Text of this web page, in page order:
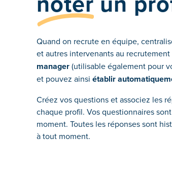
Quand on recrute en équipe,
et autres intervenants au
manager(utilisable également pour
et pouvez ainsi établir
Créez vos questions et associez les
chaque profil. Vos questionnaires
moment. Toutes les réponses sont
à tout moment.